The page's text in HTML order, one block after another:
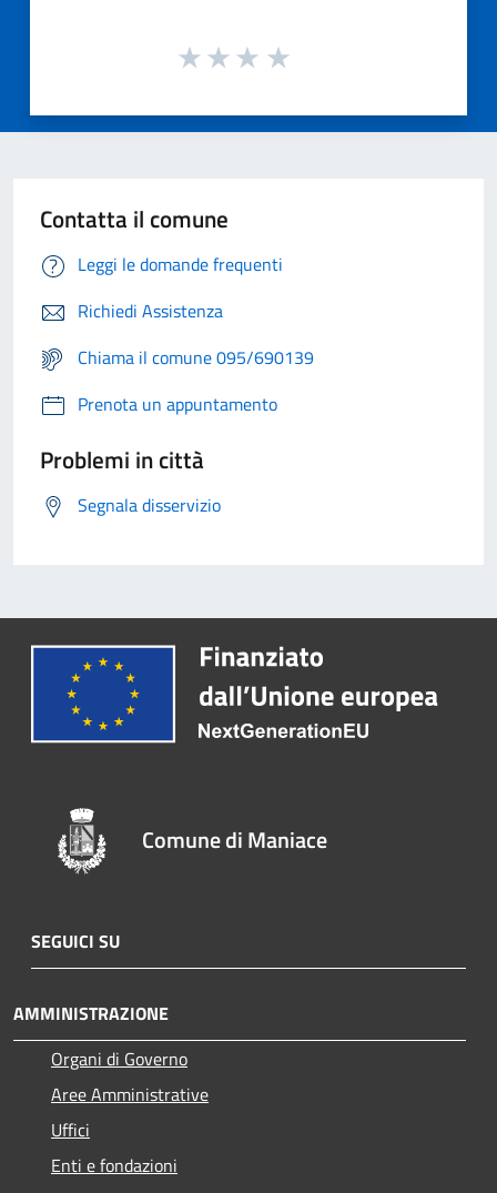
Contatta il comune
Leggi le domande frequenti
Richiedi Assistenza
Chiama il comune 095/690139
Prenota un appuntamento
Problemi in città
Segnala disservizio
Comune di Maniace
SEGUICI SU
AMMINISTRAZIONE
Organi di Governo
Aree Amministrative
Uffici
Enti e fondazioni